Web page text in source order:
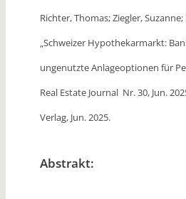
Richter, Thomas; Ziegler,
„Schweizer Hypothekarmarkt:
ungenutzte Anlageoptionen für
Real Estate Journal Nr. 30, Jun.
Verlag, Jun. 2025.
Abstrakt: